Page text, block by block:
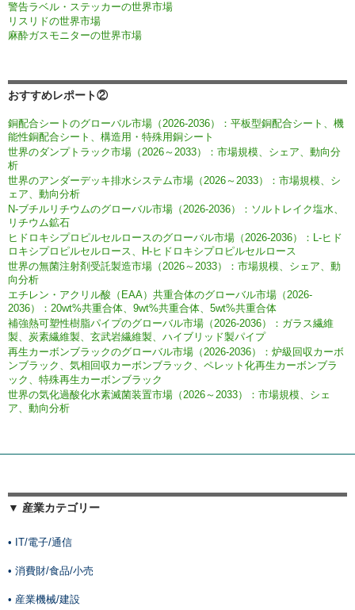
警告ラベル・ステッカーの世界市場
リスリドの世界市場
麻酔ガスモニターの世界市場
おすすめレポート②
銅配合シートのグローバル市場（2026-2036）：平板型銅配合シート、機
能性銅配合シート、構造用・特殊用銅シート
世界のダンプトラック市場（2026～2033）：市場規模、シェア、動向分
析
世界のアンダーデッキ排水システム市場（2026～2033）：市場規模、シ
ェア、動向分析
N-ブチルリチウムのグローバル市場（2026-2036）：ソルトレイク塩水、
リチウム鉱石
ヒドロキシプロピルセルロースのグローバル市場（2026-2036）：L-ヒド
ロキシプロピルセルロース、H-ヒドロキシプロピルセルロース
世界の無菌注射剤受託製造市場（2026～2033）：市場規模、シェア、動
向分析
エチレン・アクリル酸（EAA）共重合体のグローバル市場（2026-
2036）：20wt%共重合体、9wt%共重合体、5wt%共重合体
補強熱可塑性樹脂パイプのグローバル市場（2026-2036）：ガラス繊維
製、炭素繊維製、玄武岩繊維製、ハイブリッド製パイプ
再生カーボンブラックのグローバル市場（2026-2036）：炉級回収カーボ
ンブラック、気相回収カーボンブラック、ペレット化再生カーボンブラ
ック、特殊再生カーボンブラック
世界の気化過酸化水素滅菌装置市場（2026～2033）：市場規模、シェ
ア、動向分析
▼ 産業カテゴリー
• IT/電子/通信
• 消費財/食品/小売
• 産業機械/建設